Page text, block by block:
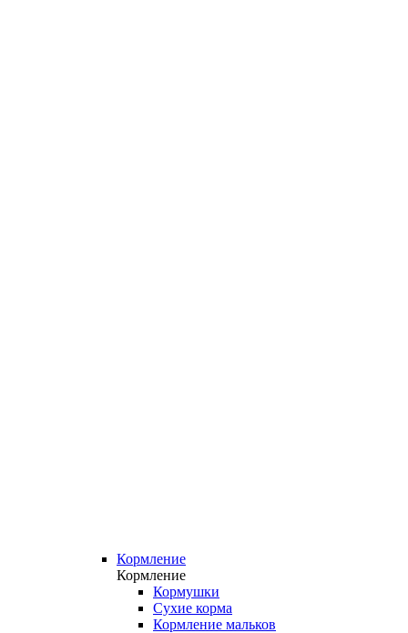
Кормление
Кормление
Кормушки
Сухие корма
Кормление мальков